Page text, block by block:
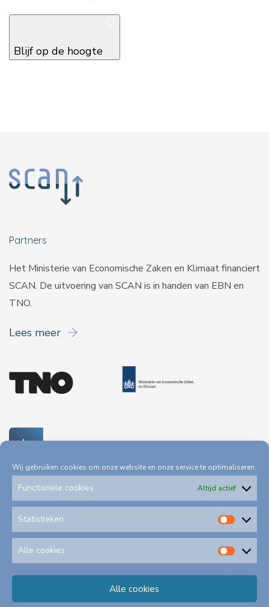
Wij gebruiken cookies om onze website en onze service te optimaliseren.
Functionele cookies Altijd actief
Statistieken
Alle cookies
Alle
Alle cookies
Blijf op de hoogte
Partners
Het Ministerie van Economische Zaken en Klimaat financiert
SCAN. De uitvoering van SCAN is in handen van EBN en
TNO.
Lees meer
Privacystatement
Schadeformulieren